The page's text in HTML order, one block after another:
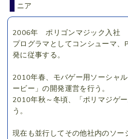
ニア
2006年 ポリゴンマジック入社
プログラマとしてコンシューマ、
発に従事する。
2010年春、モバゲー用ソーシャ
ービー」の開発運営を行う。
2010年秋～冬頃、「ポリマジゲ
う。
現在も並行してその他社内のソー